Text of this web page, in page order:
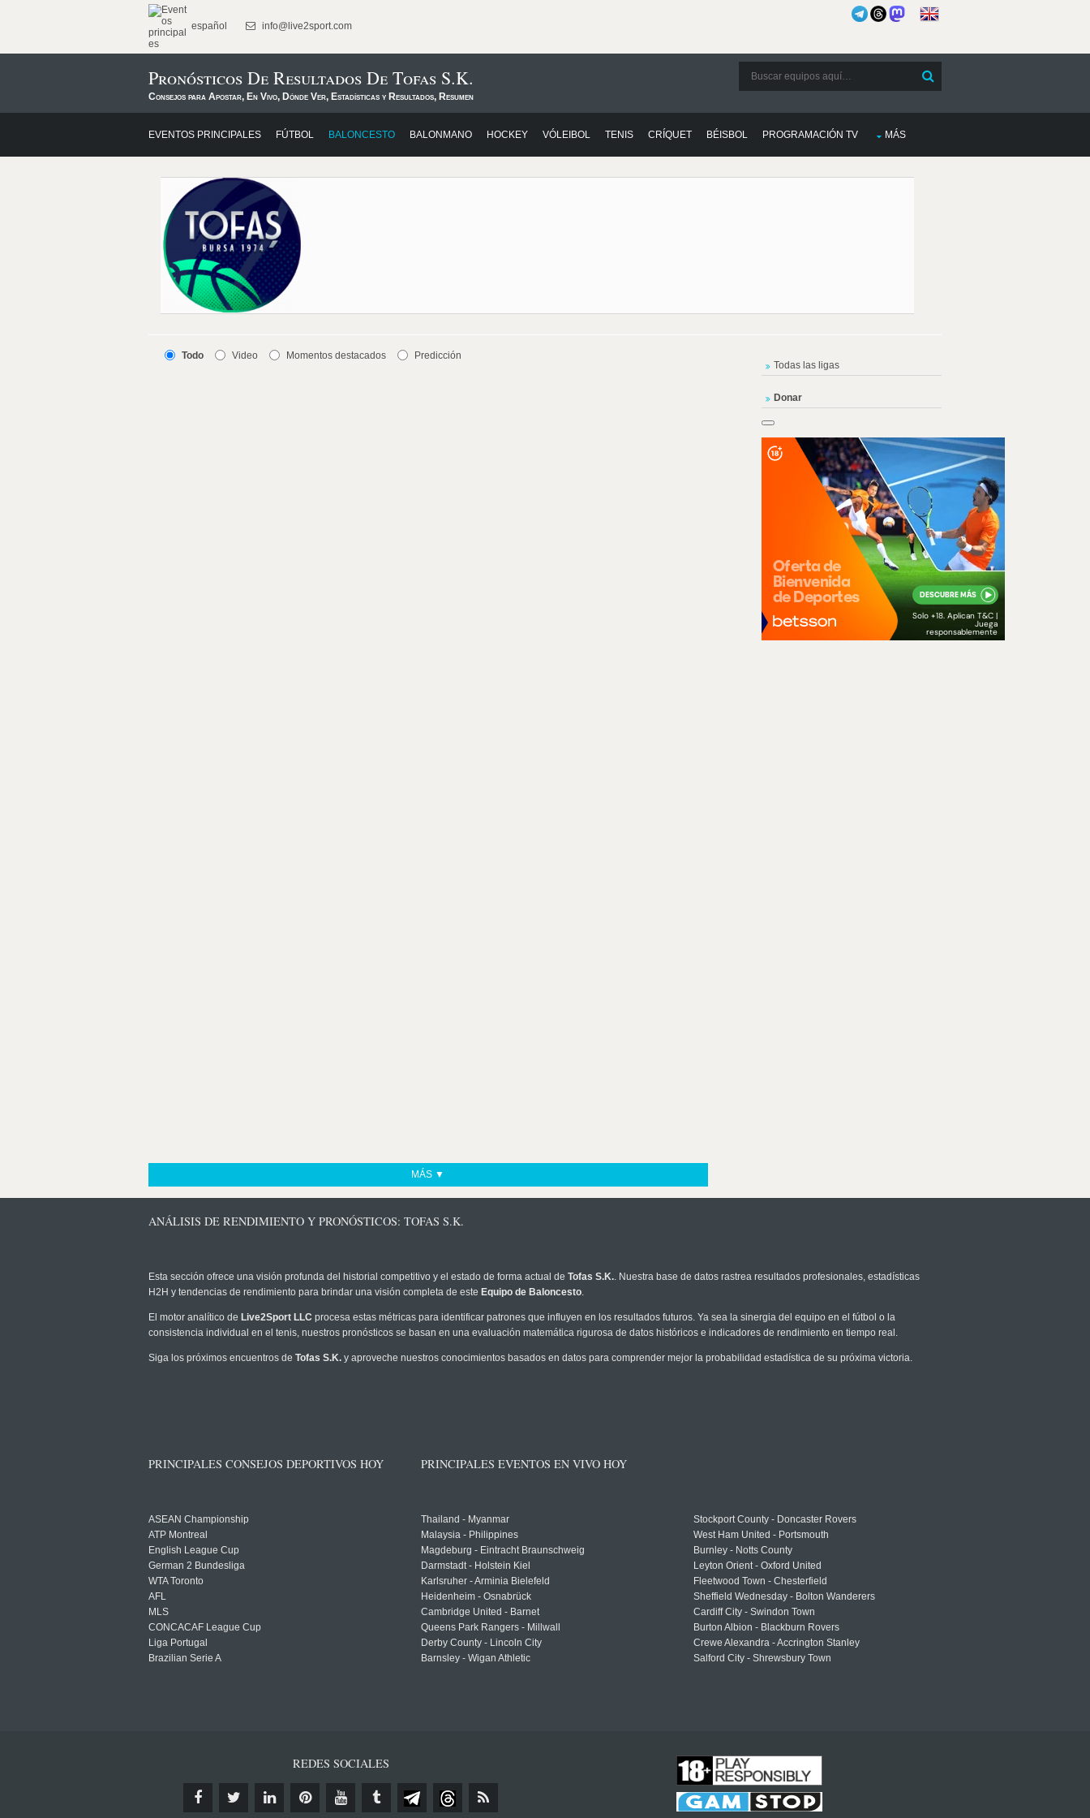
español info@live2sport.com
Pronósticos De Resultados De Tofas S.K.
Consejos para Apostar, En Vivo, Dónde Ver, Estadísticas y Resultados, Resumen
EVENTOS PRINCIPALES FÚTBOL BALONCESTO BALONMANO HOCKEY VÓLEIBOL TENIS CRÍQUET BÉISBOL PROGRAMACIÓN TV MÁS
Todo Video Momentos destacados Predicción
MÁS ▼
Todas las ligas
Donar
ANÁLISIS DE RENDIMIENTO Y PRONÓSTICOS: TOFAS S.K.
Esta sección ofrece una visión profunda del historial competitivo y el estado de forma actual de Tofas S.K.. Nuestra base de datos rastrea resultados profesionales, estadísticas
H2H y tendencias de rendimiento para brindar una visión completa de este Equipo de Baloncesto.
El motor analítico de Live2Sport LLC procesa estas métricas para identificar patrones que influyen en los resultados futuros. Ya sea la sinergia del equipo en el fútbol o la
consistencia individual en el tenis, nuestros pronósticos se basan en una evaluación matemática rigurosa de datos históricos e indicadores de rendimiento en tiempo real.
Siga los próximos encuentros de Tofas S.K. y aproveche nuestros conocimientos basados en datos para comprender mejor la probabilidad estadística de su próxima victoria.
PRINCIPALES CONSEJOS DEPORTIVOS HOY
ASEAN Championship
ATP Montreal
English League Cup
German 2 Bundesliga
WTA Toronto
AFL
MLS
CONCACAF League Cup
Liga Portugal
Brazilian Serie A
PRINCIPALES EVENTOS EN VIVO HOY
Thailand - Myanmar
Malaysia - Philippines
Magdeburg - Eintracht Braunschweig
Darmstadt - Holstein Kiel
Karlsruher - Arminia Bielefeld
Heidenheim - Osnabrück
Cambridge United - Barnet
Queens Park Rangers - Millwall
Derby County - Lincoln City
Barnsley - Wigan Athletic
Stockport County - Doncaster Rovers
West Ham United - Portsmouth
Burnley - Notts County
Leyton Orient - Oxford United
Fleetwood Town - Chesterfield
Sheffield Wednesday - Bolton Wanderers
Cardiff City - Swindon Town
Burton Albion - Blackburn Rovers
Crewe Alexandra - Accrington Stanley
Salford City - Shrewsbury Town
REDES SOCIALES